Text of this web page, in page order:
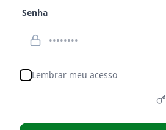
Senha
Lembrar meu acesso